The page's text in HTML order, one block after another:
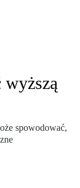
wyższą
spowodować,